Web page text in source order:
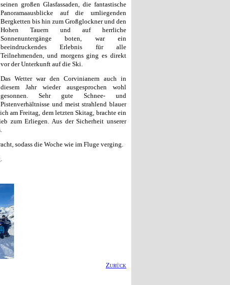
seinen großen Glasfassaden, die fantastische
Panoramaausblicke auf die umliegenden
Bergketten bis hin zum Großglockner und den
Hohen Tauern und auf herrliche
Sonnenuntergänge boten, war ein
beeindruckendes Erlebnis für alle
Teilnehmenden, und morgens ging es direkt
vor der Unterkunft auf die Ski.
Das Wetter war den Corvinianern auch in
diesem Jahr wieder ausgesprochen wohl
gesonnen. Sehr gute Schnee- und
Pistenverhältnisse und meist strahlend blauer
am Freitag, dem letzten Skitag, brachte ein
zum Erliegen. Aus der Sicherheit unserer
sodass die Woche wie im Fluge verging.
Zurück